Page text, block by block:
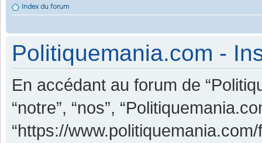
Index du forum
Politiquemania.com -
En accédant au forum de
“notre”, “nos”,
“https://